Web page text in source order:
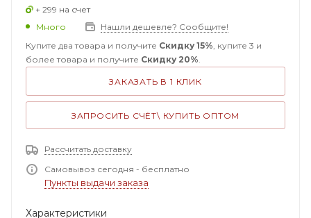
+ 299 на счет
Много
Нашли дешевле? Сообщите!
Купите два товара и получите Скидку 15%, купите 3 и
более товара и получите Скидку 20%.
ЗАКАЗАТЬ В 1 КЛИК
ЗАПРОСИТЬ СЧЁТ\ КУПИТЬ ОПТОМ
Рассчитать доставку
Самовывоз сегодня - бесплатно
Пункты выдачи заказа
Характеристики